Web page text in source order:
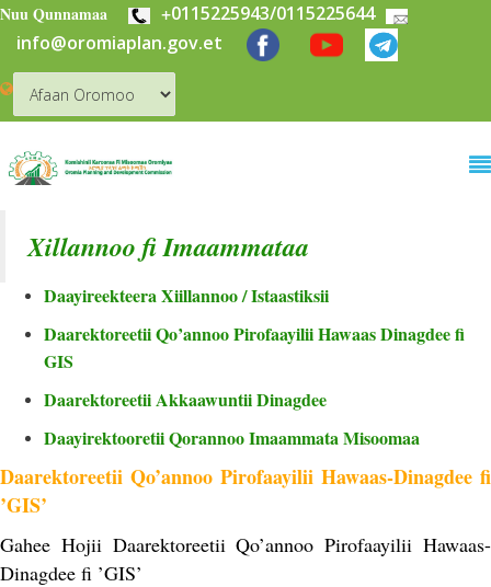
Skip to main content
Nuu Qunnamaa +0115225943/0115225644
info@oromiaplan.gov.et
Xillannoo fi Imaammataa
Daayireekteera Xiillannoo / Istaastiksii
Daarektoreetii Qo’annoo Pirofaayilii Hawaas Dinagdee fi
GIS
Daarektoreetii Akkaawuntii Dinagdee
Daayirektooretii Qorannoo Imaammata Misoomaa
Daarektoreetii Qo’annoo Pirofaayilii Hawaas-Dinagdee fi
’GIS’
Gahee Hojii Daarektoreetii Qo’annoo Pirofaayilii Hawaas-
Dinagdee fi ’GIS’